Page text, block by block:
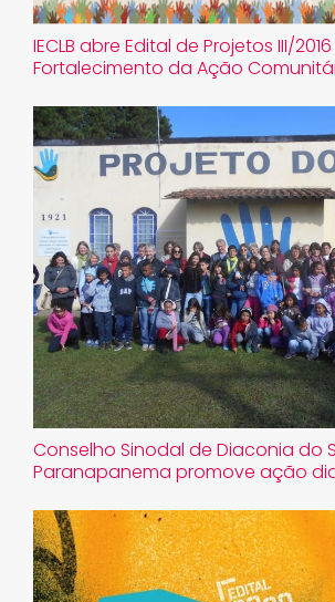
IECLB abre Edital de Projetos III/
Fortalecimento da Ação
Conselho Sinodal de Diaconia do
Paranapanema promove ação